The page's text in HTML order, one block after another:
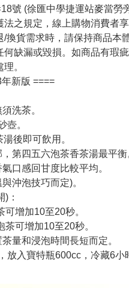
號 (徐匯中學捷運站麥當勞
法之規定，線上購物消費者
換貨需求時，請保持商品本
缺漏或毀損。如商品有瑕
。
新版 ====
洗茶。
壺。
後即可飲用。
第四五六泡茶香茶湯最平衡
口感回甘度比較平均。
沖泡技巧而定)。
：
增加10至20秒。
可增加10至20秒。
量和浸泡時間長短而定。
放入寶特瓶600cc，冷藏6